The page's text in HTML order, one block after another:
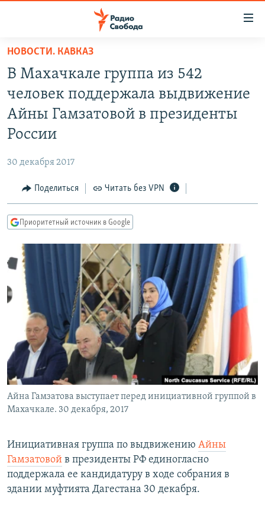
упрощенного
доступа
основному
содержанию
навигации
Вернутся
АВТОРСКИЕ ПРОЕКТЫ
ЦИТАТЫ СВОБОДЫ
КУЛЬТУРА
IDEL.РЕАЛИИ
КАВКАЗ.РЕАЛИИ
СИБИРЬ.РЕАЛИИ
РАСПИСАНИЕ ВЕЩАНИЯ
ПОДПИШИТЕСЬ НА РАССЫЛКУ
СОЦИАЛЬНЫЕ СЕТИ
Все сайты РСЕ/РС
НОВОСТИ. КАВКАЗ
В Махачкале группа из 542
человек поддержала выдвижение
Айны Гамзатовой в президенты
России
30 декабря 2017
Поделиться Читать без VPN
Приоритетный источник в Google
Айна Гамзатова выступает перед инициативной группой в
Махачкале. 30 декабря, 2017
Инициативная группа по выдвижению Айны
Гамзатовой в президенты РФ единогласно
поддержала ее кандидатуру в ходе собрания в
здании муфтията Дагестана 30 декабря.